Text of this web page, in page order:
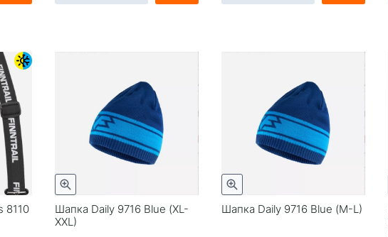
8110
Шапка Daily 9716 Blue (XL-
XXL)
Шапка Daily 9716 Blue (M-L)